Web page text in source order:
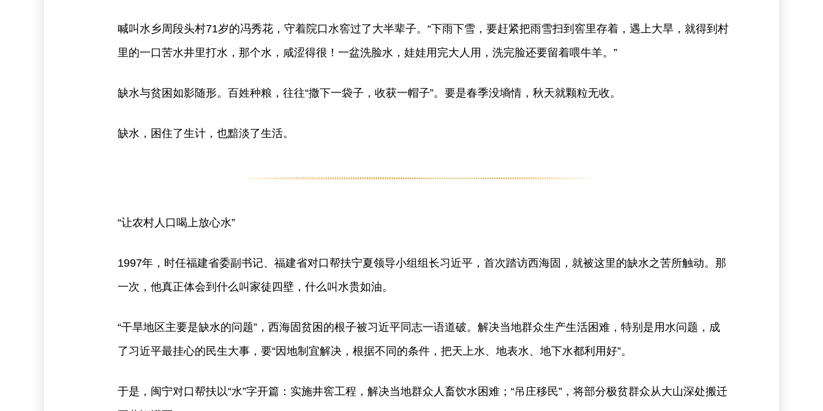
喊叫水乡周段头村71岁的冯秀花，守着院口水窖过了大半辈子。“下雨下雪，要赶紧把雨雪扫到窖里存着，遇上大旱，就得到村
里的一口苦水井里打水，那个水，咸涩得很！一盆洗脸水，娃娃用完大人用，洗完脸还要留着喂牛羊。”
缺水与贫困如影随形。百姓种粮，往往“撒下一袋子，收获一帽子”。要是春季没墒情，秋天就颗粒无收。
缺水，困住了生计，也黯淡了生活。
“让农村人口喝上放心水”
1997年，时任福建省委副书记、福建省对口帮扶宁夏领导小组组长习近平，首次踏访西海固，就被这里的缺水之苦所触动。那
一次，他真正体会到什么叫家徒四壁，什么叫水贵如油。
“干旱地区主要是缺水的问题”，西海固贫困的根子被习近平同志一语道破。解决当地群众生产生活困难，特别是用水问题，成
了习近平最挂心的民生大事，要“因地制宜解决，根据不同的条件，把天上水、地表水、地下水都利用好”。
于是，闽宁对口帮扶以“水”字开篇：实施井窖工程，解决当地群众人畜饮水困难；“吊庄移民”，将部分极贫群众从大山深处搬迁